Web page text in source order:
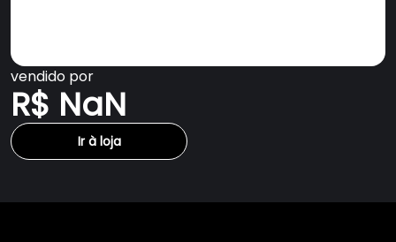
vendido por
R$ NaN
Ir à loja